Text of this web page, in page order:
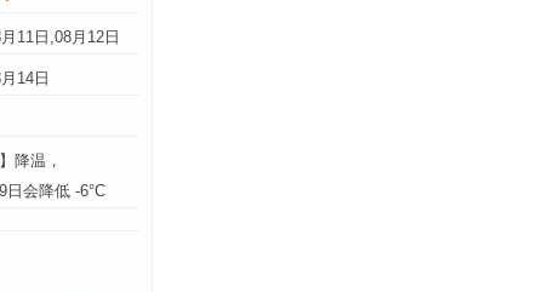
月11日,08月12日
月14日
降温，
日会降低 -6°C